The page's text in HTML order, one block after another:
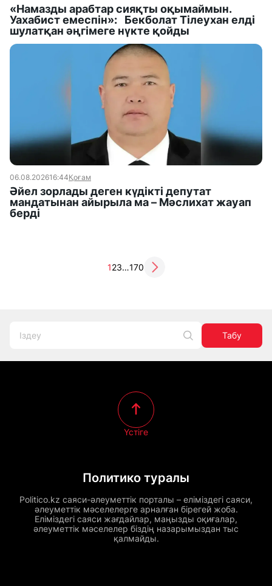
«Намазды арабтар сияқты оқымаймын.
Уахабист емеспін»: Бекболат Тілеухан елді
шулатқан әңгімеге нүкте қойды
06.08.202616:44Қоғам
Әйел зорлады деген күдікті депутат
мандатынан айырыла ма – Мәслихат жауап
берді
123…170
Табу
Политико туралы
Politico.kz саяси-әлеуметтік порталы – еліміздегі саяси,
әлеуметтік мәселелерге арналған бірегей жоба.
Еліміздегі саяси жағдайлар, маңызды оқиғалар,
әлеуметтік мәселелер біздің назарымыздан тыс
қалмайды.
Үстіге